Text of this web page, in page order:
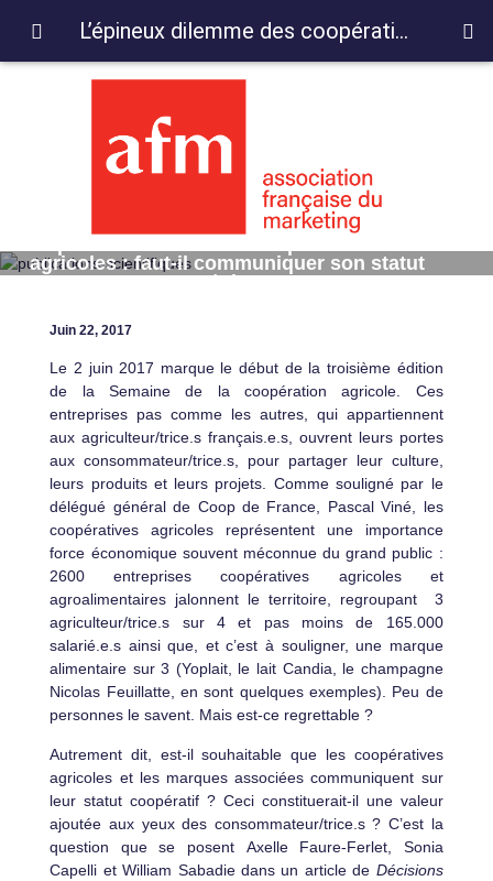
agricoles : faut-il communiquer son statut
aux consommateur/trice.s ?
Juin 22, 2017
Le 2 juin 2017 marque le début de la troisième édition
de la Semaine de la coopération agricole. Ces
entreprises pas comme les autres, qui appartiennent
aux agriculteur/trice.s français.e.s, ouvrent leurs portes
aux consommateur/trice.s, pour partager leur culture,
leurs produits et leurs projets. Comme souligné par le
délégué général de Coop de France, Pascal Viné, les
coopératives agricoles représentent une importance
force économique souvent méconnue du grand public :
2600 entreprises coopératives agricoles et
agroalimentaires jalonnent le territoire, regroupant 3
agriculteur/trice.s sur 4 et pas moins de 165.000
salarié.e.s ainsi que, et c’est à souligner, une marque
alimentaire sur 3 (Yoplait, le lait Candia, le champagne
Nicolas Feuillatte, en sont quelques exemples). Peu de
personnes le savent. Mais est-ce regrettable ?
Autrement dit, est-il souhaitable que les coopératives
agricoles et les marques associées communiquent sur
leur statut coopératif ? Ceci constituerait-il une valeur
ajoutée aux yeux des consommateur/trice.s ? C’est la
question que se posent Axelle Faure-Ferlet, Sonia
Capelli et William Sabadie dans un article de Décisions
L’épineux dilemme des coopératives agricoles : faut-il communiquer son statut aux consommateur/trice.s ?